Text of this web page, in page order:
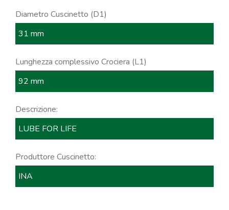
Diametro Cuscinetto (D1)
31 mm
Lunghezza complessivo Crociera (L1)
92 mm
Descrizione:
LUBE FOR LIFE
Produttore Cuscinetto:
INA